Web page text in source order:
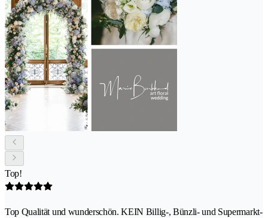
Top!
Top Qualität und wunderschön. KEIN Billig-, Bünzli- und Supermarkt-